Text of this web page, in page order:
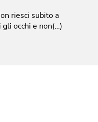
riesci subito a
occhi e non(…)